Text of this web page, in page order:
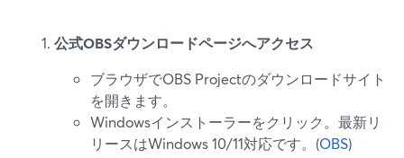
公式OBSダウンロードページへアクセス
ブラウザでOBS Projectのダウンロードサイト
を開きます。
Windowsインストーラーをクリック。最新リ
リースはWindows 10/11対応です。(OBS)